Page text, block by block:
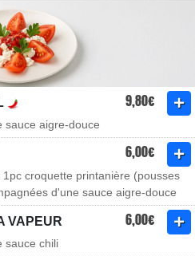
9,80€
sauce aigre-douce
6,00€
croquette printanière (pousses
d'une sauce aigre-douce
VAPEUR 6,00€
sauce chili